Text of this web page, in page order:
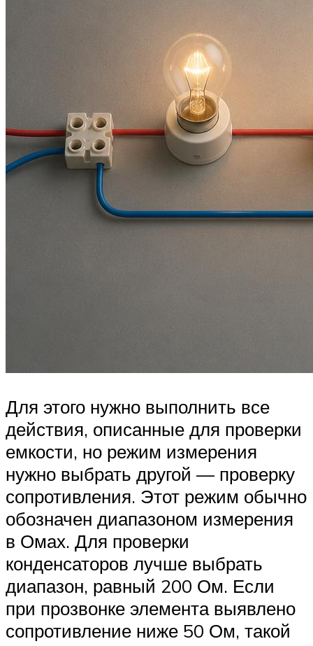
Для этого нужно выполнить все
действия, описанные для проверки
емкости, но режим измерения
нужно выбрать другой — проверку
сопротивления. Этот режим обычно
обозначен диапазоном измерения
в Омах. Для проверки
конденсаторов лучше выбрать
диапазон, равный 200 Ом. Если
при прозвонке элемента выявлено
сопротивление ниже 50 Ом, такой